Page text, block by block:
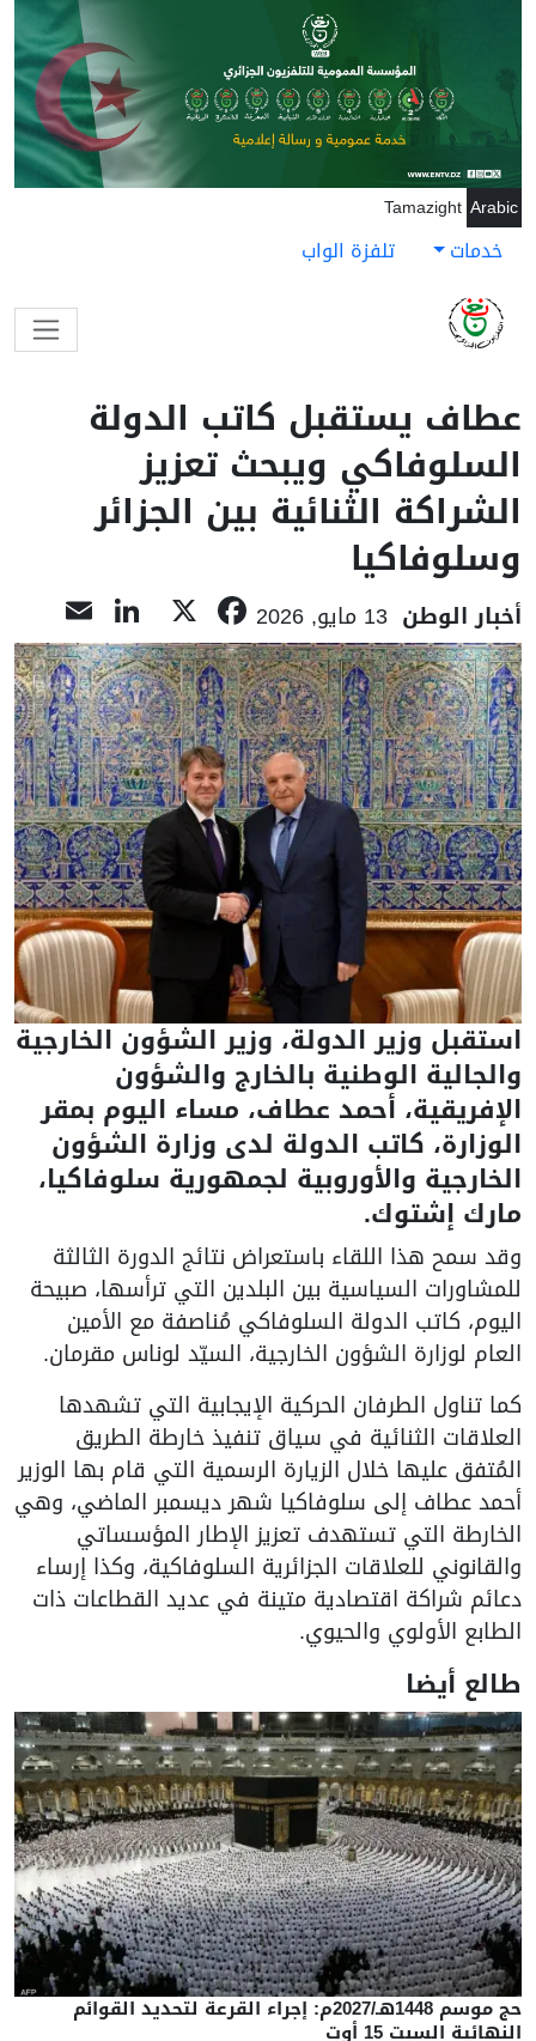
تجاوز إلى المحتوى الرئيسي
Arabic
Tamazight
خدمات تلفزة الواب
عطاف يستقبل كاتب الدولة
السلوفاكي ويبحث تعزيز
الشراكة الثنائية بين الجزائر
وسلوفاكيا
أخبار الوطن 13 مايو, 2026 Facebook
استقبل وزير الدولة، وزير الشؤون الخارجية
والجالية الوطنية بالخارج والشؤون
الإفريقية، أحمد عطاف، مساء اليوم بمقر
الوزارة، كاتب الدولة لدى وزارة الشؤون
الخارجية والأوروبية لجمهورية سلوفاكيا،
مارك إشتوك.
وقد سمح هذا اللقاء باستعراض نتائج الدورة الثالثة
للمشاورات السياسية بين البلدين التي ترأسها، صبيحة
اليوم، كاتب الدولة السلوفاكي مُناصفة مع الأمين
العام لوزارة الشؤون الخارجية، السيّد لوناس مقرمان.
كما تناول الطرفان الحركية الإيجابية التي تشهدها
العلاقات الثنائية في سياق تنفيذ خارطة الطريق
المُتفق عليها خلال الزيارة الرسمية التي قام بها الوزير
أحمد عطاف إلى سلوفاكيا شهر ديسمبر الماضي، وهي
الخارطة التي تستهدف تعزيز الإطار المؤسساتي
والقانوني للعلاقات الجزائرية السلوفاكية، وكذا إرساء
دعائم شراكة اقتصادية متينة في عديد القطاعات ذات
الطابع الأولوي والحيوي.
طالع أيضا
حج موسم 1448هـ/2027م: إجراء القرعة لتحديد القوائم
النهائية السبت 15 أوت